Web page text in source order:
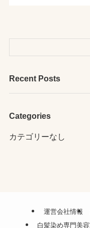
Recent Posts
Categories
カテゴリーなし
運営会社情報
白髪染め専門美